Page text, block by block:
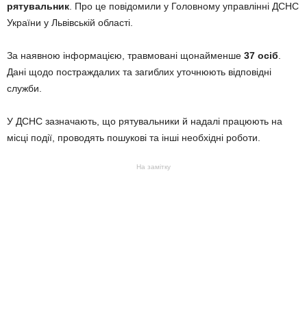
рятувальник . Про це повідомили у Головному управлінні ДСНС
України у Львівській області.
За наявною інформацією, травмовані щонайменше 37 осіб
Дані щодо постраждалих та загиблих уточнюють відповідні
служби.
У ДСНС зазначають, що рятувальники й надалі працюють на
місці події, проводять пошукові та інші необхідні роботи.
На замітку